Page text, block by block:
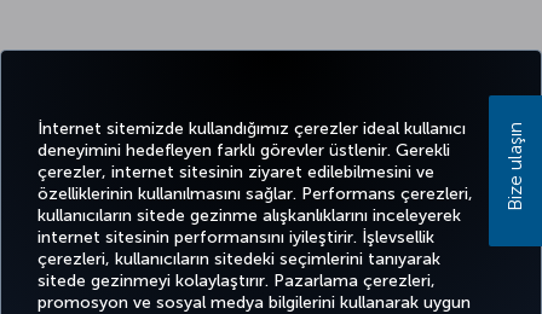
İnternet sitemizde kullandığımız çerezler ideal kullanıcı
deneyimini hedefleyen farklı görevler üstlenir. Gerekli
çerezler, internet sitesinin ziyaret edilebilmesini ve
özelliklerinin kullanılmasını sağlar. Performans çerezleri,
kullanıcıların sitede gezinme alışkanlıklarını inceleyerek
internet sitesinin performansını iyileştirir. İşlevsellik
çerezleri, kullanıcıların sitedeki seçimlerini tanıyarak
sitede gezinmeyi kolaylaştırır. Pazarlama çerezleri,
promosyon ve sosyal medya bilgilerini kullanarak uygun
Bize ulaşın